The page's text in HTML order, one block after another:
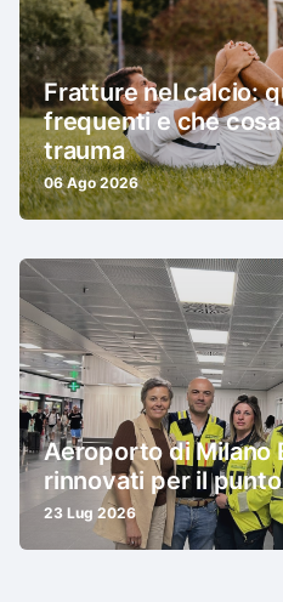
Fratture nel calcio:
frequenti e che
trauma
06 Ago 2026
Aeroporto di Milano
rinnovati per il
23 Lug 2026